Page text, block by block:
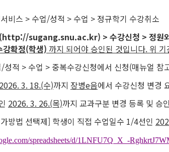
비스 > 수업/성적 > 수업 > 정규학기 수강취소
(http://sugang.snu.ac.kr) > 수강신청 > 정원
강확정(학생) 까지 되어야 승인된 것입니다. 위
성적 > 수업 > 중복수강신청에서 신청(매뉴얼 참
2026. 3. 18.(수)까지 장병e음에서 수강신청 변경
2026. 3. 26.(목)까지 교과구분 변경 등록 및 승
방법 선택제] 학생이 직접 수업일수 1/4선인
spreadsheets/d/1LNFU7Q_X_-